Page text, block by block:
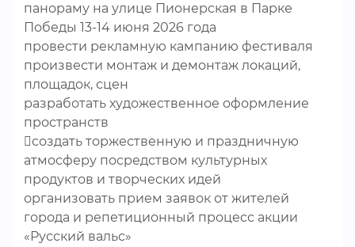
панораму на улице Пионерская в Парке
Победы 13-14 июня 2026 года
провести рекламную кампанию фестиваля
произвести монтаж и демонтаж локаций,
площадок, сцен
разработать художественное оформление
пространств
создать торжественную и праздничную
атмосферу посредством культурных
продуктов и творческих идей
организовать прием заявок от жителей
города и репетиционный процесс акции
«Русский вальс»